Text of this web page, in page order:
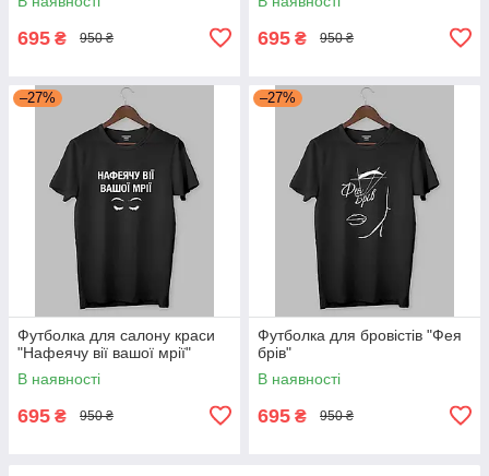
695 ₴ 950 ₴ 695 ₴ 950 ₴
–27%
Футболка для салону краси
"Нафеячу вії вашої мрії"
В наявності
695 ₴ 950 ₴
–27%
Футболка для бровістів "Фея
брів"
В наявності
695 ₴ 950 ₴